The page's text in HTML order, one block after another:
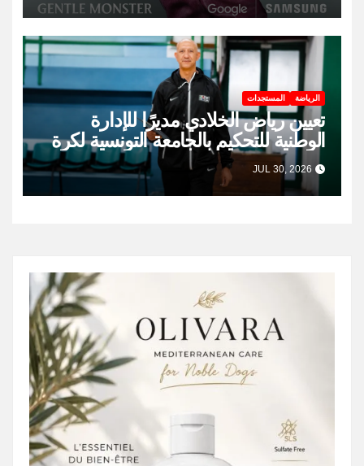
الرياضة المستجدات
تعيين رياض الخلادي مديرًا للإدارة
الوطنية للتحكيم بالجامعة التونسية لكرة
السلة
JUL 30, 2026